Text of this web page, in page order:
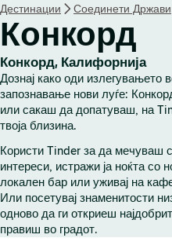
r
H
o
m
e
Дестинации Соединети Држави
Конкорд
Конкорд, Калифорнија
Дознај како оди излегувањето
запознавање нови луѓе:
или сакаш да допатуваш, на
твоја близина.
Користи Tinder за да мечуваш
интереси, истражи ја ноќта со
локален бар или уживај на
Или посетувај знаменитости
одново да ги откриеш
правиш во градот.